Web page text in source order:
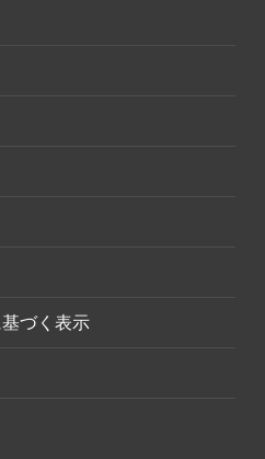
づく表示